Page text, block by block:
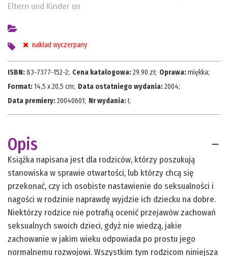
Eltern und Kinder un
nakład wyczerpany
ISBN:83-7377-152-2; Cena katalogowa:29.90 zł; Oprawa:miękka;
Format:14,5 x 20,5 cm; Data ostatniego wydania:2004;
Data premiery:20040601; Nr wydania:I;
Opis
Książka napisana jest dla rodziców, którzy poszukują
stanowiska w sprawie otwartości, lub którzy chcą się
przekonać, czy ich osobiste nastawienie do seksualności i
nagości w rodzinie naprawdę wyjdzie ich dziecku na dobre.
Niektórzy rodzice nie potrafią ocenić przejawów zachowań
seksualnych swoich dzieci, gdyż nie wiedzą, jakie
zachowanie w jakim wieku odpowiada po prostu jego
normalnemu rozwojowi. Wszystkim tym rodzicom niniejsza